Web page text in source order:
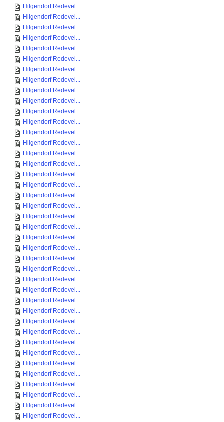
Hilgendorf Redevel...
Hilgendorf Redevel...
Hilgendorf Redevel...
Hilgendorf Redevel...
Hilgendorf Redevel...
Hilgendorf Redevel...
Hilgendorf Redevel...
Hilgendorf Redevel...
Hilgendorf Redevel...
Hilgendorf Redevel...
Hilgendorf Redevel...
Hilgendorf Redevel...
Hilgendorf Redevel...
Hilgendorf Redevel...
Hilgendorf Redevel...
Hilgendorf Redevel...
Hilgendorf Redevel...
Hilgendorf Redevel...
Hilgendorf Redevel...
Hilgendorf Redevel...
Hilgendorf Redevel...
Hilgendorf Redevel...
Hilgendorf Redevel...
Hilgendorf Redevel...
Hilgendorf Redevel...
Hilgendorf Redevel...
Hilgendorf Redevel...
Hilgendorf Redevel...
Hilgendorf Redevel...
Hilgendorf Redevel...
Hilgendorf Redevel...
Hilgendorf Redevel...
Hilgendorf Redevel...
Hilgendorf Redevel...
Hilgendorf Redevel...
Hilgendorf Redevel...
Hilgendorf Redevel...
Hilgendorf Redevel...
Hilgendorf Redevel...
Hilgendorf Redevel...